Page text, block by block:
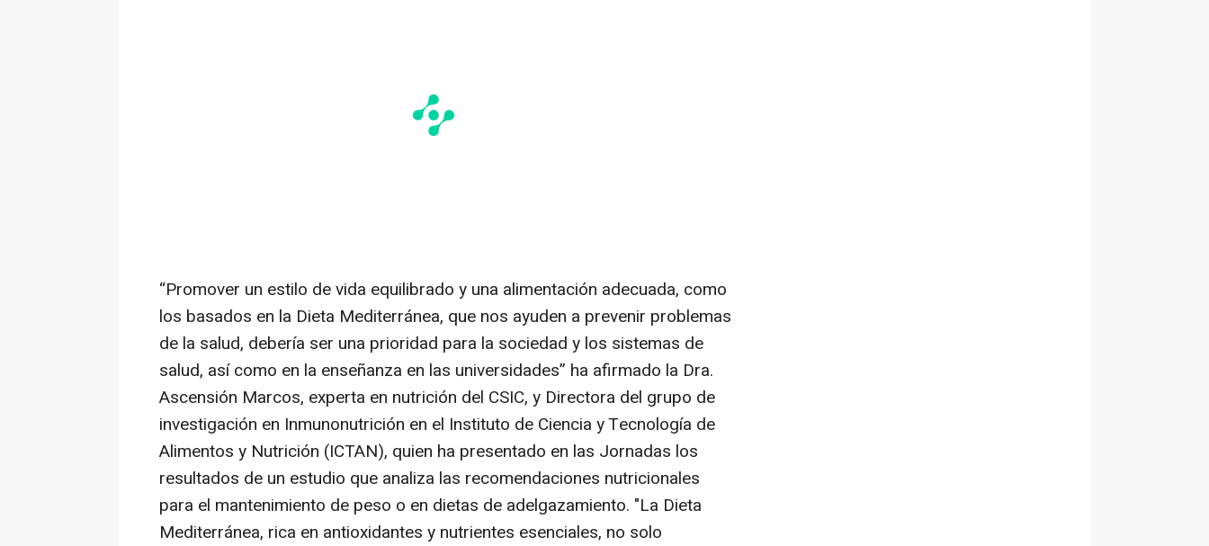
“Promover un estilo de vida equilibrado y una alimentación adecuada, como
los basados en la Dieta Mediterránea, que nos ayuden a prevenir problemas
de la salud, debería ser una prioridad para la sociedad y los sistemas de
salud, así como en la enseñanza en las universidades” ha afirmado la Dra.
Ascensión Marcos, experta en nutrición del CSIC, y Directora del grupo de
investigación en Inmunonutrición en el Instituto de Ciencia y Tecnología de
Alimentos y Nutrición (ICTAN), quien ha presentado en las Jornadas los
resultados de un estudio que analiza las recomendaciones nutricionales
para el mantenimiento de peso o en dietas de adelgazamiento. "La Dieta
Mediterránea, rica en antioxidantes y nutrientes esenciales, no solo